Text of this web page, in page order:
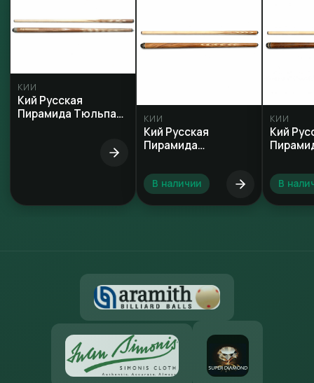
КИИ
Кий Русская
Пирамида Тюльпан
КИИ
Кий Русская
Пирамида
В наличии
КИИ
Кий
Пирамида
В